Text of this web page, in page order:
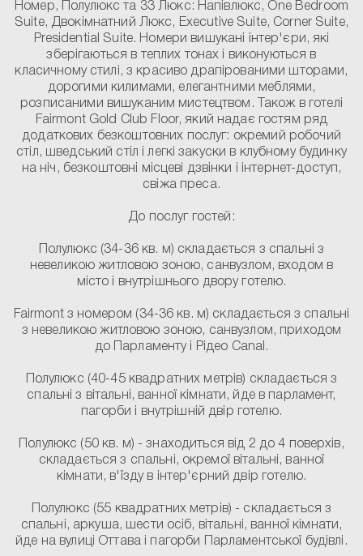
Номер, Полулюкс та 33 Люкс: Напівлюкс, One Bedroom
Suite, Двокімнатний Люкс, Executive Suite, Corner Suite,
Presidential Suite. Номери вишукані інтер'єри, які
зберігаються в теплих тонах і виконуються в
класичному стилі, з красиво драпірованими шторами,
дорогими килимами, елегантними меблями,
розписаними вишуканим мистецтвом. Також в готелі
Fairmont Gold Club Floor, який надає гостям ряд
додаткових безкоштовних послуг: окремий робочий
стіл, шведський стіл і легкі закуски в клубному будинку
на ніч, безкоштовні місцеві дзвінки і інтернет-доступ,
свіжа преса.
До послуг гостей:
Полулюкс (34-36 кв. м) складається з спальні з
невеликою житловою зоною, санвузлом, входом в
місто і внутрішнього двору готелю.
Fairmont з номером (34-36 кв. м) складається з спальні
з невеликою житловою зоною, санвузлом, приходом
до Парламенту і Рідео Canal.
Полулюкс (40-45 квадратних метрів) складається з
спальні з вітальні, ванної кімнати, йде в парламент,
пагорби і внутрішній двір готелю.
Полулюкс (50 кв. м) - знаходиться від 2 до 4 поверхів,
складається з спальні, окремої вітальні, ванної
кімнати, в'їзду в інтер'єрний двір готелю.
Полулюкс (55 квадратних метрів) - складається з
спальні, аркуша, шести осіб, вітальні, ванної кімнати,
йде на вулиці Оттава і пагорби Парламентської будівлі.